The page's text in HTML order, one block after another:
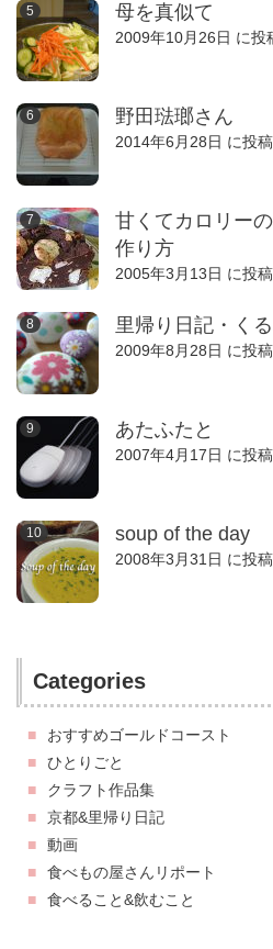
母を真似て
2009年10月26日 に投
野田琺瑯さん
2014年6月28日 に投
甘くてカロリー
作り方
2005年3月13日 に投
里帰り日記・く
2009年8月28日 に投
あたふたと
2007年4月17日 に投
soup of the day
2008年3月31日 に投
Categories
おすすめゴールドコースト
ひとりごと
クラフト作品集
京都&里帰り日記
動画
食べもの屋さんリポート
食べること&飲むこと